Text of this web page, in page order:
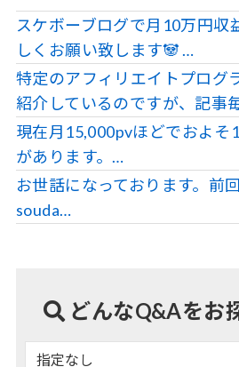
スケボーブログで月10万円収
しくお願い致します🐼 …
特定のアフィリエイトプログ
紹介しているのですが、記事
現在月15,000pvほどでおよそ
があります。…
お世話になっております。前
souda…
どんなQ&Aをお